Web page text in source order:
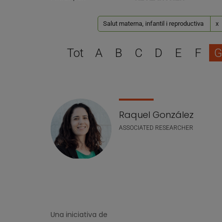
Salut materna, infantil i reproductiva x
Tot A B C D E F G
Llistat de personal
Raquel González
ASSOCIATED RESEARCHER
Una iniciativa de